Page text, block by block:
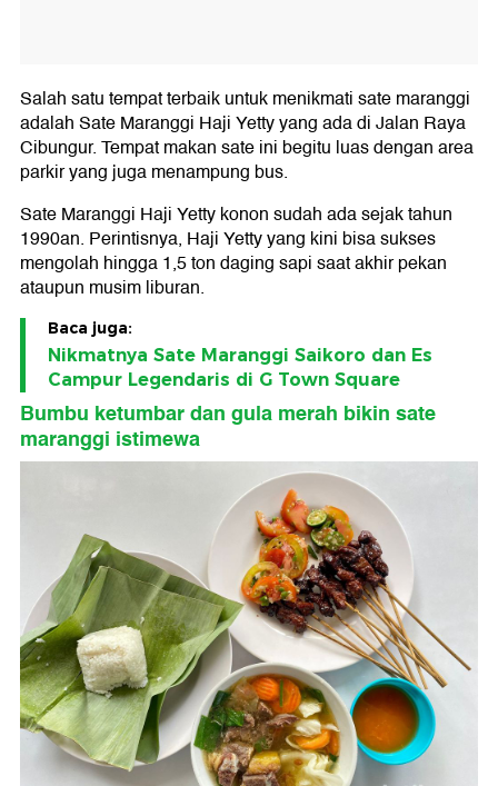
Salah satu tempat terbaik untuk menikmati sate maranggi
adalah Sate Maranggi Haji Yetty yang ada di Jalan Raya
Cibungur. Tempat makan sate ini begitu luas dengan area
parkir yang juga menampung bus.
Sate Maranggi Haji Yetty konon sudah ada sejak tahun
1990an. Perintisnya, Haji Yetty yang kini bisa sukses
mengolah hingga 1,5 ton daging sapi saat akhir pekan
ataupun musim liburan.
Baca juga:
Nikmatnya Sate Maranggi Saikoro dan Es
Campur Legendaris di G Town Square
Bumbu ketumbar dan gula merah bikin sate
maranggi istimewa